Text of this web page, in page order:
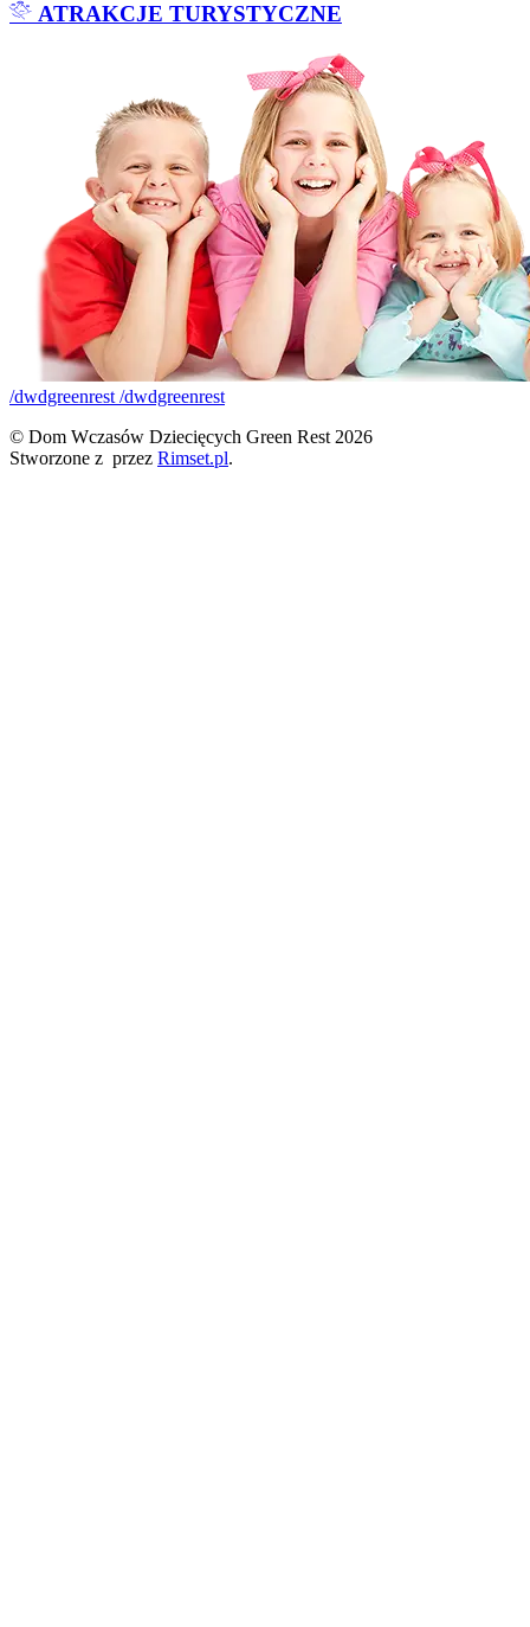
ATRAKCJE TURYSTYCZNE
/dwdgreenrest /dwdgreenrest
© Dom Wczasów Dziecięcych Green Rest 2026
Stworzone z przez Rimset.pl.